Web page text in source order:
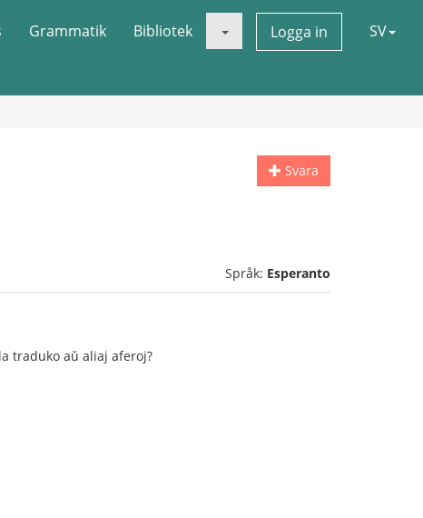
Grammatik Bibliotek Logga in SV
Svara
Språk: Esperanto
traduko aŭ aliaj aferoj?